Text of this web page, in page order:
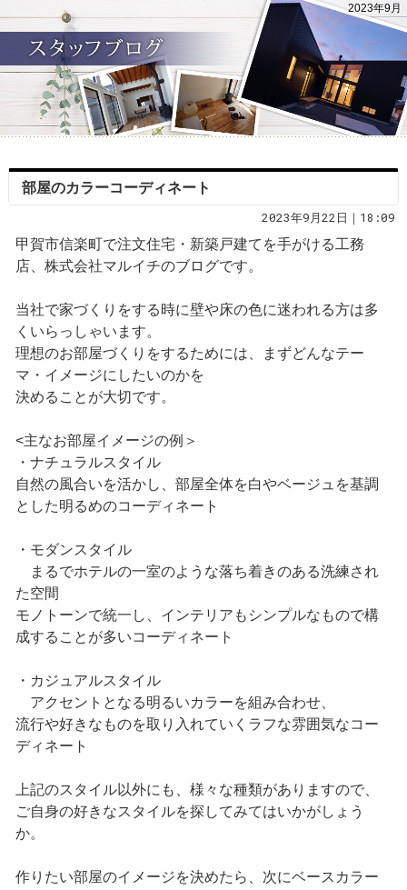
2023年9月
部屋のカラーコーディネート
2023年9月22日｜18:09
甲賀市信楽町で注文住宅・新築戸建てを手がける工務
店、株式会社マルイチのブログです。
当社で家づくりをする時に壁や床の色に迷われる方は多
くいらっしゃいます。
理想のお部屋づくりをするためには、まずどんなテー
マ・イメージにしたいのかを
決めることが大切です。
<主なお部屋イメージの例＞
・ナチュラルスタイル
自然の風合いを活かし、部屋全体を白やベージュを基調
とした明るめのコーディネート
・モダンスタイル
まるでホテルの一室のような落ち着きのある洗練され
た空間
モノトーンで統一し、インテリアもシンプルなもので構
成することが多いコーディネート
・カジュアルスタイル
アクセントとなる明るいカラーを組み合わせ、
流行や好きなものを取り入れていくラフな雰囲気なコー
ディネート
上記のスタイル以外にも、様々な種類がありますので、
ご自身の好きなスタイルを探してみてはいかがしょう
か。
作りたい部屋のイメージを決めたら、次にベースカラー